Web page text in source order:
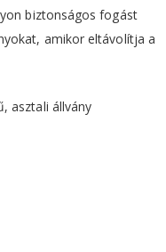
biztonságos fogást
amikor eltávolítja a